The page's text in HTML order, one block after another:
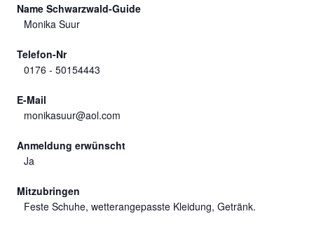
Name Schwarzwald-Guide
Monika Suur
Telefon-Nr
0176 - 50154443
E-Mail
monikasuur@aol.com
Anmeldung erwünscht
Ja
Mitzubringen
Feste Schuhe, wetterangepasste Kleidung, Getränk.